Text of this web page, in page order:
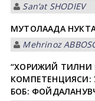
Sanʼat SHODIEV
МУТОЛААДА
Mehrinoz
“ХОРИЖИЙ
КОМПЕТЕНЦИЯСИ:
БОБ: